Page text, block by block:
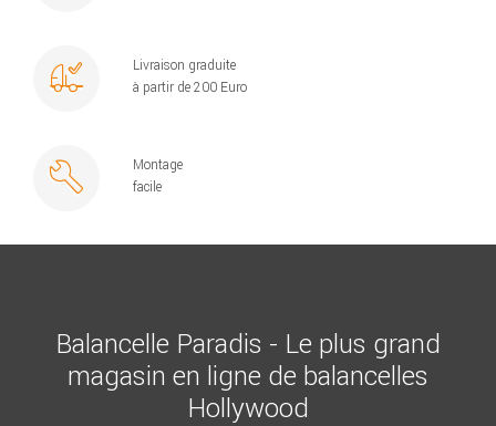
Livraison graduite
à partir de 200 Euro
Montage
facile
Balancelle Paradis - Le plus grand
magasin en ligne de balancelles
Hollywood